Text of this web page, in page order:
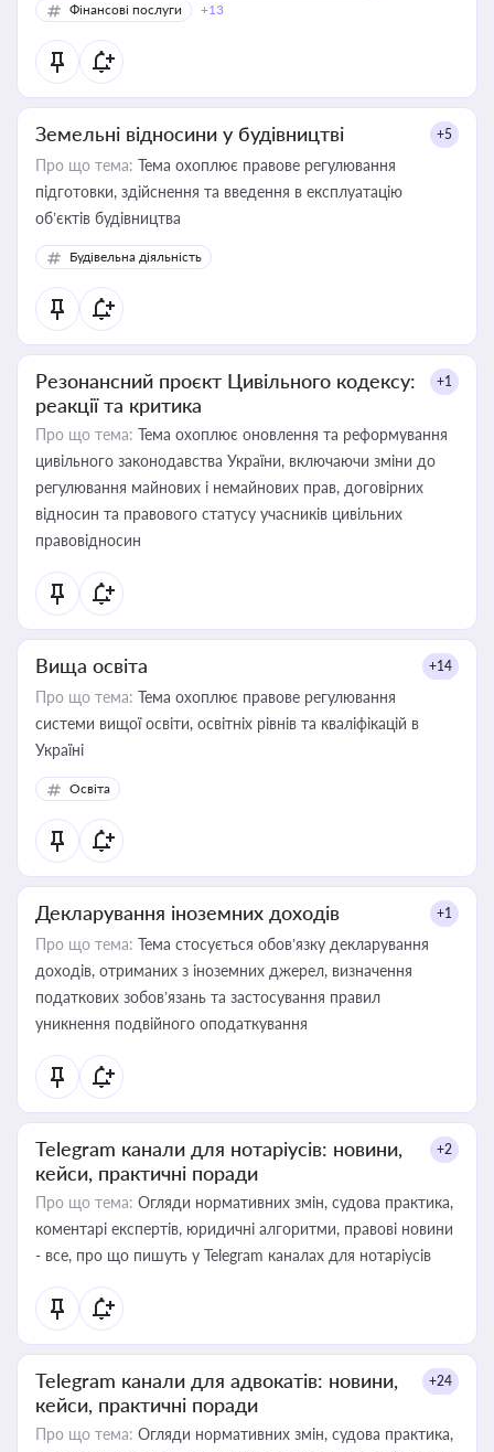
Фінансові послуги
+13
Земельні відносини у будівництві +5
Про що тема: Тема охоплює правове регулювання
підготовки, здійснення та введення в експлуатацію
об’єктів будівництва
Будівельна діяльність
Резонансний проєкт Цивільного кодексу:
реакції та критика
+1
Про що тема: Тема охоплює оновлення та реформування
цивільного законодавства України, включаючи зміни до
регулювання майнових і немайнових прав, договірних
відносин та правового статусу учасників цивільних
правовідносин
Вища освіта +14
Про що тема: Тема охоплює правове регулювання
системи вищої освіти, освітніх рівнів та кваліфікацій в
Україні
Освіта
Декларування іноземних доходів +1
Про що тема: Тема стосується обов’язку декларування
доходів, отриманих з іноземних джерел, визначення
податкових зобов’язань та застосування правил
уникнення подвійного оподаткування
Telegram канали для нотаріусів: новини,
кейси, практичні поради
+2
Про що тема: Огляди нормативних змін, судова практика,
коментарі експертів, юридичні алгоритми, правові новини
- все, про що пишуть у Telegram каналах для нотаріусів
Telegram канали для адвокатів: новини,
кейси, практичні поради
+24
Про що тема: Огляди нормативних змін, судова практика,